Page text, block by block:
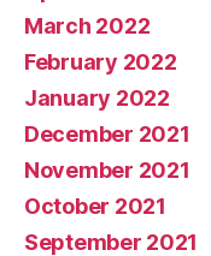
March 2022
February 2022
January 2022
December 2021
November 2021
October 2021
September 2021